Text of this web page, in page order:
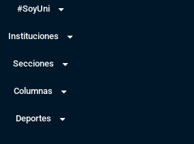
#SoyUni
Instituciones
Secciones
Columnas
Deportes